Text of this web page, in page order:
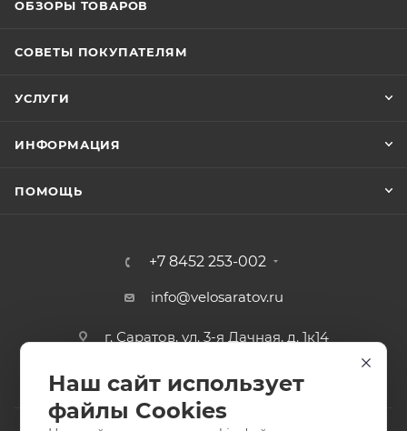
ОБЗОРЫ ТОВАРОВ
СОВЕТЫ ПОКУПАТЕЛЯМ
УСЛУГИ
ИНФОРМАЦИЯ
ПОМОЩЬ
+7 8452 253-002
info@velosaratov.ru
г. Саратов, ул. 3-я Дачная, д. 1к14
Наш сайт использует
файлы Cookies